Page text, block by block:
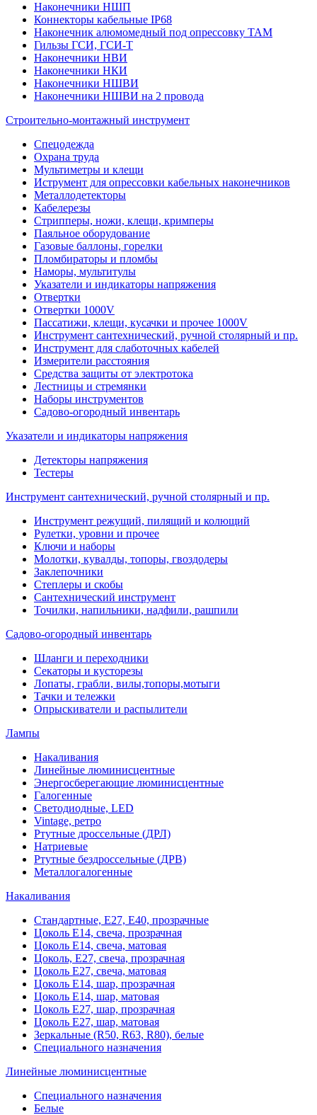
Наконечники НШП
Коннекторы кабельные IP68
Наконечник алюмомедный под опрессовку ТАМ
Гильзы ГСИ, ГСИ-Т
Наконечники НВИ
Наконечники НКИ
Наконечники НШВИ
Наконечники НШВИ на 2 провода
Строительно-монтажный инструмент
Спецодежда
Охрана труда
Мультиметры и клещи
Иструмент для опрессовки кабельных наконечников
Металлодетекторы
Кабелерезы
Стрипперы, ножи, клещи, кримперы
Паяльное оборудование
Газовые баллоны, горелки
Пломбираторы и пломбы
Наморы, мультитулы
Указатели и индикаторы напряжения
Отвертки
Отвертки 1000V
Пассатижи, клещи, кусачки и прочее 1000V
Инструмент сантехнический, ручной столярный и пр.
Инструмент для слаботочных кабелей
Измерители расстояния
Средства защиты от электротока
Лестницы и стремянки
Наборы инструментов
Садово-огородный инвентарь
Указатели и индикаторы напряжения
Детекторы напряжения
Тестеры
Инструмент сантехнический, ручной столярный и пр.
Инструмент режущий, пилящий и колющий
Рулетки, уровни и прочее
Ключи и наборы
Молотки, кувалды, топоры, гвоздодеры
Заклепочники
Степлеры и скобы
Сантехнический инструмент
Точилки, напильники, надфили, рашпили
Садово-огородный инвентарь
Шланги и переходники
Секаторы и кусторезы
Лопаты, грабли, вилы,топоры,мотыги
Тачки и тележки
Опрыскиватели и распылители
Лампы
Накаливания
Линейные люминисцентные
Энергосберегающие люминисцентные
Галогенные
Светодиодные, LED
Vintage, ретро
Ртутные дроссельные (ДРЛ)
Натриевые
Ртутные бездроссельные (ДРВ)
Металлогалогенные
Накаливания
Стандартные, Е27, Е40, прозрачные
Цоколь Е14, свеча, прозрачная
Цоколь Е14, свеча, матовая
Цоколь, Е27, свеча, прозрачная
Цоколь Е27, свеча, матовая
Цоколь Е14, шар, прозрачная
Цоколь Е14, шар, матовая
Цоколь Е27, шар, прозрачная
Цоколь Е27, шар, матовая
Зеркальные (R50, R63, R80), белые
Специального назначения
Линейные люминисцентные
Специального назначения
Белые